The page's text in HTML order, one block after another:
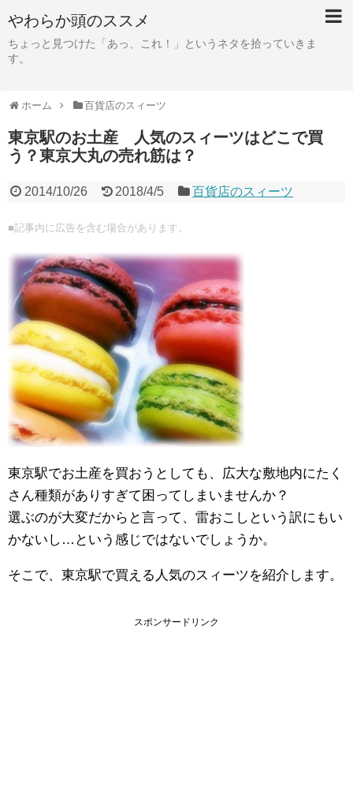
やわらか頭のススメ
ちょっと見つけた「あっ、これ！」というネタを拾っていきま
す。
ホーム 百貨店のスィーツ
東京駅のお土産 人気のスィーツはどこで買
う？東京大丸の売れ筋は？
2014/10/26 2018/4/5 百貨店のスィーツ
■記事内に広告を含む場合があります。
東京駅でお土産を買おうとしても、広大な敷地内にたく
さん種類がありすぎて困ってしまいませんか？
選ぶのが大変だからと言って、雷おこしという訳にもい
かないし…という感じではないでしょうか。
そこで、東京駅で買える人気のスィーツを紹介します。
スポンサードリンク